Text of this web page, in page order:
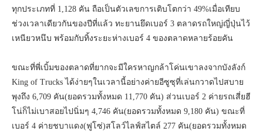
ทุกประเภทที่ 1,128 คัน ถือเป็นตัวเลขการเติบโตกว่า 49%เมื่อเทียบ
ช่วงเวลาเดียวกันของปีที่แล้ว ทะยานยึดเบอร์ 3 ตลาดรถใหญ่ญี่ปุ่นไว้
เหนียวหนึบ พร้อมกับทิ้งระยะห่างเบอร์ 4 ของตลาดหลายร้อยคัน
ขณะที่พี่เบิ้มของตลาดที่ยากจะมีใครหาญกล้าโค่นเขาลงจากบังลังก์
King of Trucks ได้ง่ายๆในเวลานี้อย่างค่ายอีซูซุที่เล่นกวาดไปสบาย
พุงถึง 6,709 คัน(ยอดรวมทั้งหมด 11,770 คัน) ส่วนเบอร์ 2 ค่ายรถเสี่ยฮี
โน่ก็ไม่เบาสอยไปนิ่มๆ 4,746 คัน(ยอดรวมทั้งหมด 9,180 คัน) ขณะที่
เบอร์ 4 ค่ายชบาแดง(ฟูโซ่)สโลว์ไลฟ์สไตล์ 277 คัน(ยอดรวมทั้งหมด